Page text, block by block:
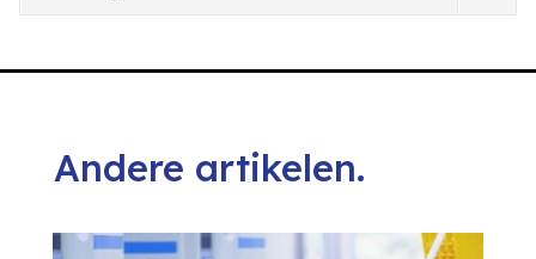
Andere artikelen.